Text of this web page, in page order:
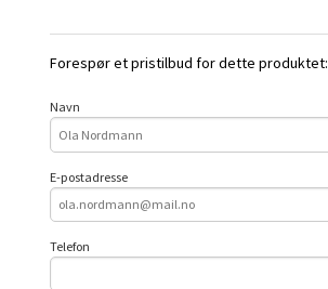
Forespør et pristilbud for dette produktet:
Navn
E-postadresse
Telefon